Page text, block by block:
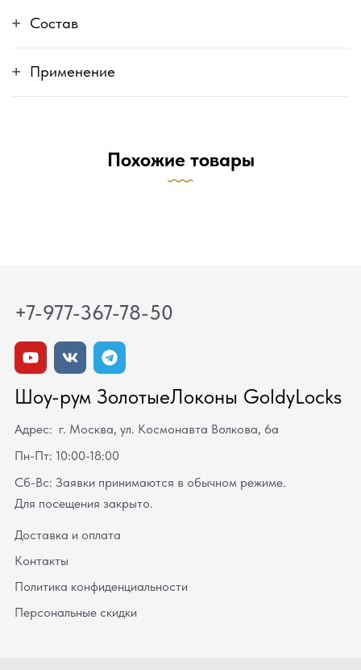
Состав
Применение
Похожие товары
+7-977-367-78-50
Шоу-рум ЗолотыеЛоконы GoldyLocks
Адрес: г. Москва, ул. Космонавта Волкова, 6а
Пн-Пт: 10:00-18:00
Сб-Вс: Заявки принимаются в обычном режиме.
Для посещения закрыто.
Доставка и оплата
Контакты
Политика конфиденциальности
Персональные скидки